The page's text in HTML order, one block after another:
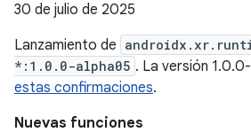
30 de julio de 2025
Lanzamiento de
*:1.0.0-alpha05 . La versión
estas confirmaciones.
Nuevas funciones